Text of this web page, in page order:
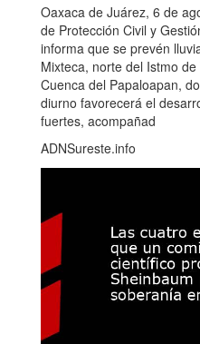
Oaxaca de Juárez, 6 de
de Protección Civil y
informa que se prevén
Mixteca, norte del Istmo
Cuenca del Papaloapan,
diurno favorecerá el
fuertes, acompañad
ADNSureste.info